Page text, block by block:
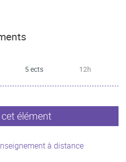
5 ects 12h
élément
à distance